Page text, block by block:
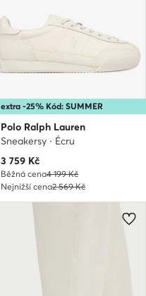
extra -25% Kód: SUMMER
Polo Ralph Lauren
Sneakersy · Écru
Aktuální cena
3 759 Kč
Běžná cena4 199 Kč
Nejnižší cena2 569 Kč